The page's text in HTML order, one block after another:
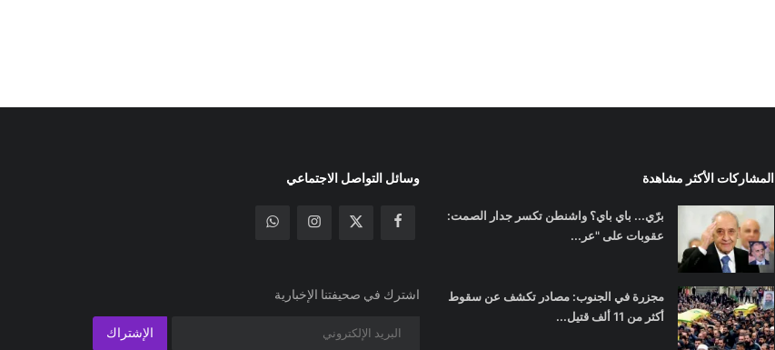
المشاركات الأكثر مشاهدة
برّي... باي باي؟ واشنطن تكسر جدار الصمت:
عقوبات على "عر...
مجزرة في الجنوب: مصادر تكشف عن سقوط
أكثر من 11 ألف قتيل...
وسائل التواصل الاجتماعي
اشترك في صحيفتنا الإخبارية
الإشتراك